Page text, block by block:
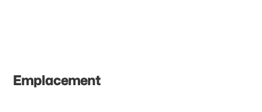
Emplacement